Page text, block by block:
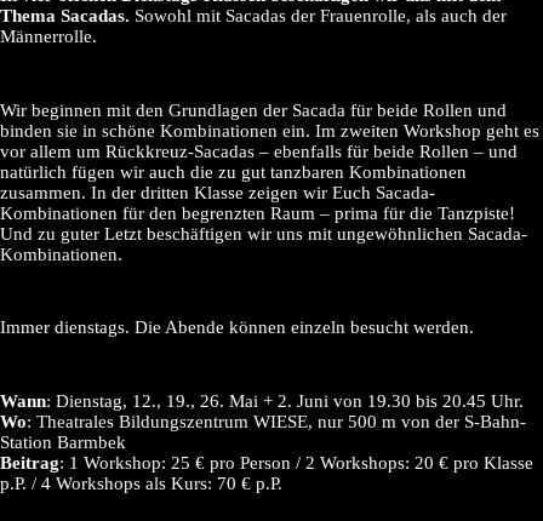
Thema Sacadas. Sowohl mit Sacadas der Frauenrolle, als auch der
Männerrolle.
Wir beginnen mit den Grundlagen der Sacada für beide Rollen und
binden sie in schöne Kombinationen ein. Im zweiten Workshop geht es
vor allem um Rückkreuz-Sacadas – ebenfalls für beide Rollen – und
natürlich fügen wir auch die zu gut tanzbaren Kombinationen
zusammen. In der dritten Klasse zeigen wir Euch Sacada-
Kombinationen für den begrenzten Raum – prima für die Tanzpiste!
Und zu guter Letzt beschäftigen wir uns mit ungewöhnlichen Sacada-
Kombinationen.
Immer dienstags. Die Abende können einzeln besucht werden.
Wann: Dienstag, 12., 19., 26. Mai + 2. Juni von 19.30 bis 20.45 Uhr.
Wo: Theatrales Bildungszentrum WIESE, nur 500 m von der S-Bahn-
Station Barmbek
Beitrag: 1 Workshop: 25 € pro Person / 2 Workshops: 20 € pro Klasse
p.P. / 4 Workshops als Kurs: 70 € p.P.